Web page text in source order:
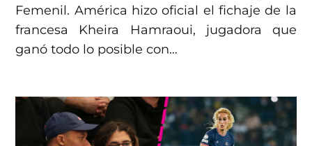
Femenil. América hizo oficial el fichaje de la
francesa Kheira Hamraoui, jugadora que
ganó todo lo posible con…